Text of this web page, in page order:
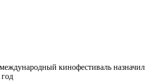
кинофестиваль назначил